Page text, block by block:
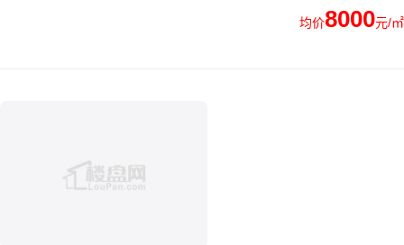
均价8000元/㎡